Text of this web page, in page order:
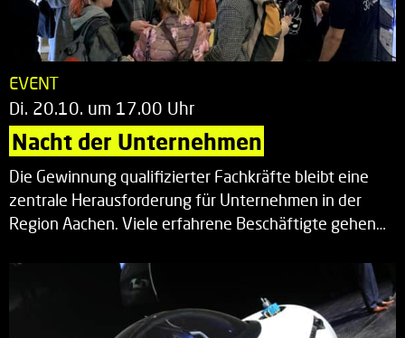
EVENT
Di. 20.10. um 17.00 Uhr
Nacht der Unternehmen
Die Gewinnung qualifizierter Fachkräfte bleibt eine
zentrale Herausforderung für Unternehmen in der
Region Aachen. Viele erfahrene Beschäftigte gehen…